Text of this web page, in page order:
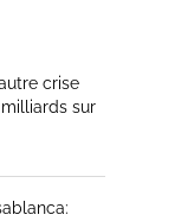
crise
sur